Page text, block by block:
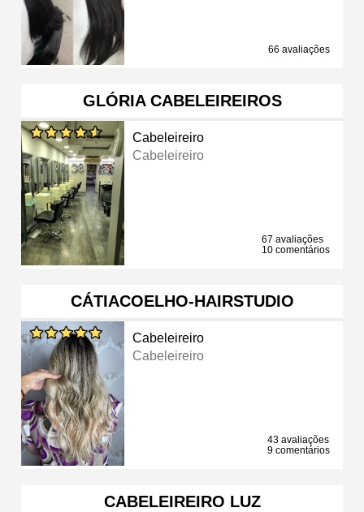
66 avaliações
GLÓRIA CABELEIREIROS
Cabeleireiro
Cabeleireiro
67 avaliações
10 comentários
CÁTIACOELHO-HAIRSTUDIO
Cabeleireiro
Cabeleireiro
43 avaliações
9 comentários
CABELEIREIRO LUZ